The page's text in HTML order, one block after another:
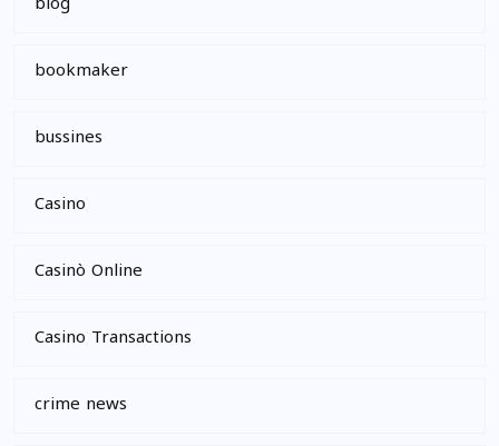
blog
bookmaker
bussines
Casino
Casinò Online
Casino Transactions
crime news